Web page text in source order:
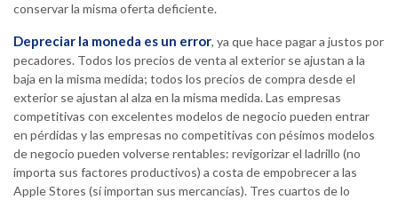
conservar la misma oferta deficiente.
Depreciar la moneda es un error, ya que hace pagar a justos por
pecadores. Todos los precios de venta al exterior se ajustan a la
baja en la misma medida; todos los precios de compra desde el
exterior se ajustan al alza en la misma medida. Las empresas
competitivas con excelentes modelos de negocio pueden entrar
en pérdidas y las empresas no competitivas con pésimos modelos
de negocio pueden volverse rentables: revigorizar el ladrillo (no
importa sus factores productivos) a costa de empobrecer a las
Apple Stores (sí importan sus mercancías). Tres cuartos de lo